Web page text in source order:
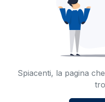
Spiacenti, la pagina